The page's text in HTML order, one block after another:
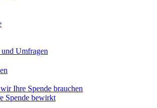
und Umfragen
Ihre Spende brauchen
Spende bewirkt